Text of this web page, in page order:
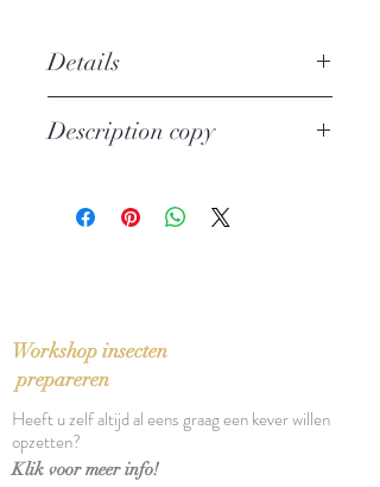
Details
miraculeuze beeld en van de kapel,
te Hasselt
Hasselt
Koninklijke Geschied- en
Oudheidkundige Studiekring van
Hasselt
Language: Latijn / Nederlands
Description copy
Workshop insecten
prepareren
Heeft u zelf altijd al eens graag een kever willen
opzetten?
Klik voor meer info!